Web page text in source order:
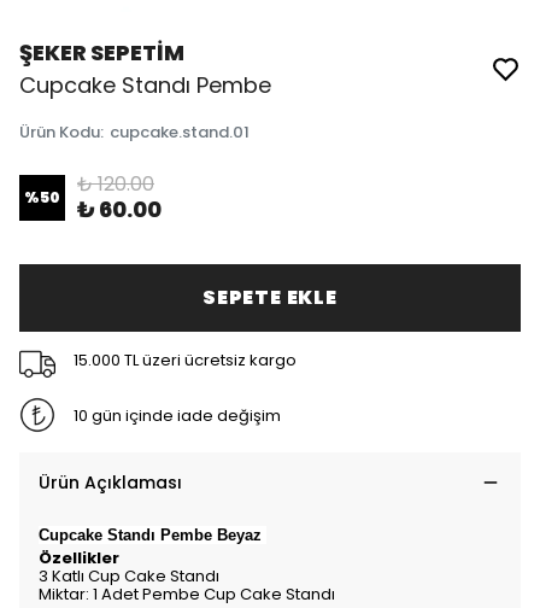
ŞEKER SEPETİM
Cupcake Standı Pembe
Ürün Kodu: cupcake.stand.01
%50 ₺ 120.00
₺ 60.00
SEPETE EKLE
15.000 TL üzeri ücretsiz kargo
10 gün içinde iade değişim
Ürün Açıklaması
Cupcake Standı Pembe Beyaz
Özellikler
3 Katlı Cup Cake Standı
Miktar: 1 Adet Pembe Cup Cake Standı